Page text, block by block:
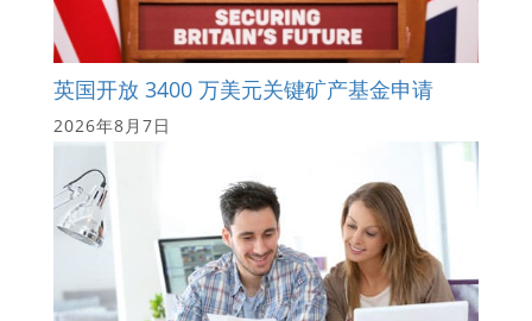
英国开放 3400 万美元关键矿产基金申请
2026年8月7日